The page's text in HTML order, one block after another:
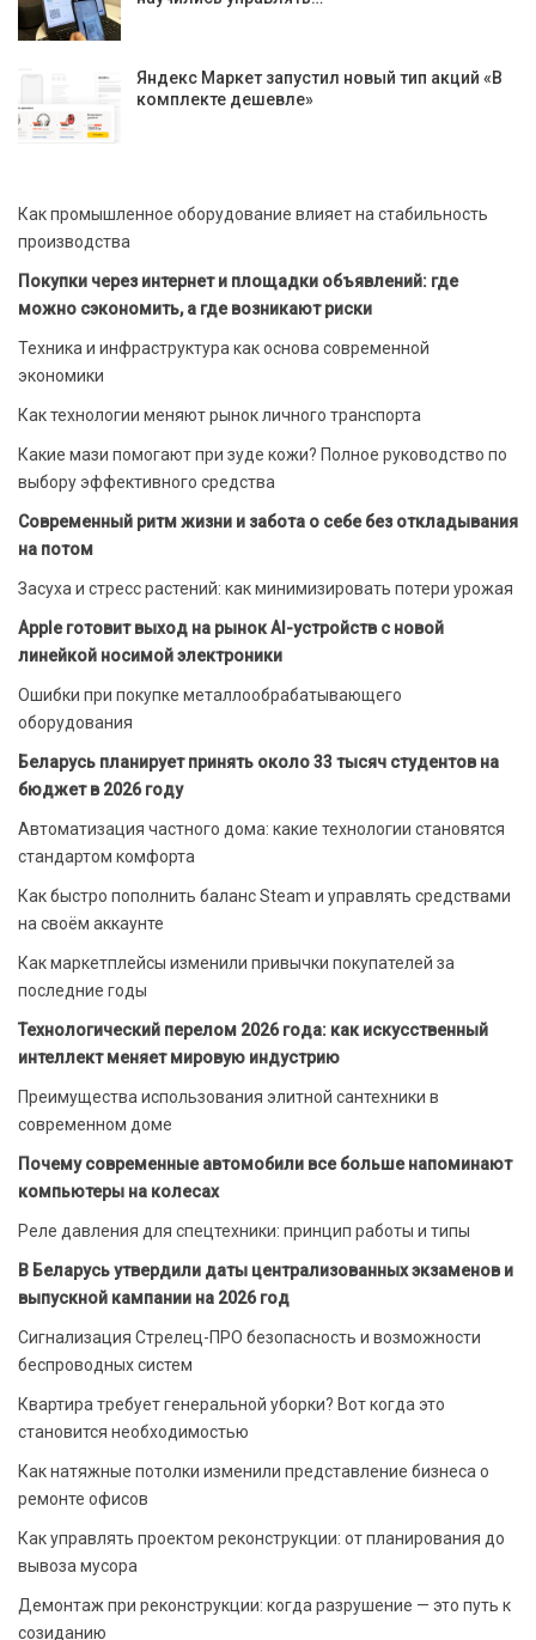
Яндекс Маркет запустил новый тип акций «В
комплекте дешевле»
Как промышленное оборудование влияет на стабильность
производства
Покупки через интернет и площадки объявлений: где
можно сэкономить, а где возникают риски
Техника и инфраструктура как основа современной
экономики
Как технологии меняют рынок личного транспорта
Какие мази помогают при зуде кожи? Полное руководство по
выбору эффективного средства
Современный ритм жизни и забота о себе без откладывания
на потом
Засуха и стресс растений: как минимизировать потери урожая
Apple готовит выход на рынок AI-устройств с новой
линейкой носимой электроники
Ошибки при покупке металлообрабатывающего
оборудования
Беларусь планирует принять около 33 тысяч студентов на
бюджет в 2026 году
Автоматизация частного дома: какие технологии становятся
стандартом комфорта
Как быстро пополнить баланс Steam и управлять средствами
на своём аккаунте
Как маркетплейсы изменили привычки покупателей за
последние годы
Технологический перелом 2026 года: как искусственный
интеллект меняет мировую индустрию
Преимущества использования элитной сантехники в
современном доме
Почему современные автомобили все больше напоминают
компьютеры на колесах
Реле давления для спецтехники: принцип работы и типы
В Беларусь утвердили даты централизованных экзаменов и
выпускной кампании на 2026 год
Сигнализация Стрелец-ПРО безопасность и возможности
беспроводных систем
Квартира требует генеральной уборки? Вот когда это
становится необходимостью
Как натяжные потолки изменили представление бизнеса о
ремонте офисов
Как управлять проектом реконструкции: от планирования до
вывоза мусора
Демонтаж при реконструкции: когда разрушение — это путь к
созиданию